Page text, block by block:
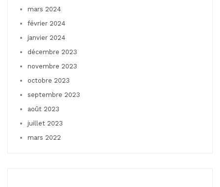
mars 2024
février 2024
janvier 2024
décembre 2023
novembre 2023
octobre 2023
septembre 2023
août 2023
juillet 2023
mars 2022